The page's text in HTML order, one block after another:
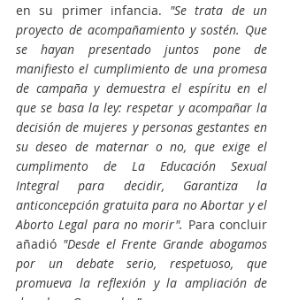
en su primer infancia. "Se trata de un
proyecto de acompañamiento y sostén. Que
se hayan presentado juntos pone de
manifiesto el cumplimiento de una promesa
de campaña y demuestra el espíritu en el
que se basa la ley: respetar y acompañar la
decisión de mujeres y personas gestantes en
su deseo de maternar o no, que exige el
cumplimento de La Educación Sexual
Integral para decidir, Garantiza la
anticoncepción gratuita para no Abortar y el
Aborto Legal para no morir". Para concluir
añadió "Desde el Frente Grande abogamos
por un debate serio, respetuoso, que
promueva la reflexión y la ampliación de